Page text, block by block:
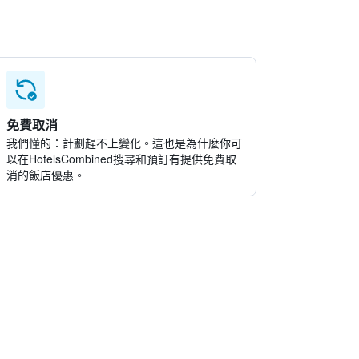
免費取消
我們懂的：計劃趕不上變化。這也是為什麼你可
以在HotelsCombined搜尋和預訂有提供免費取
消的飯店優惠。